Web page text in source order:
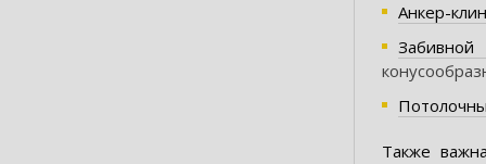
Анкер-клин
Забивной
Также